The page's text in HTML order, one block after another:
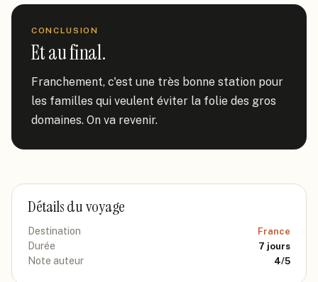
CONCLUSION
Et au final.
Franchement, c'est une très bonne station pour
les familles qui veulent éviter la folie des gros
domaines. On va revenir.
Détails du voyage
Destination France
Durée 7 jours
Note auteur 4/5